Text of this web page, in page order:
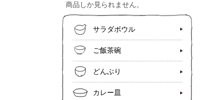
商品しか見られません。
サラダボウル
ご飯茶碗
どんぶり
カレー皿